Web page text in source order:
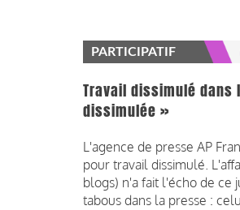
PARTICIPATIF
Travail dissimulé dans
dissimulée »
L'agence de presse AP
pour travail dissimulé.
blogs) n'a fait l'écho de ce
tabous dans la presse :